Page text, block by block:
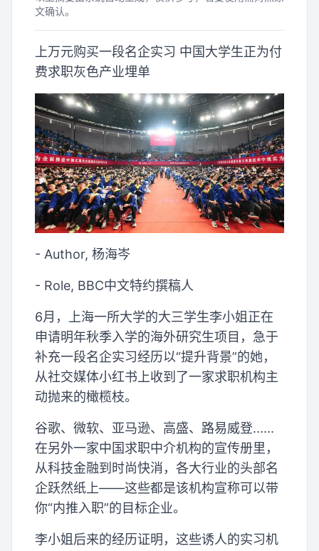
文确认。
上万元购买一段名企实习 中国大学生正为付
费求职灰色产业埋单
- Author, 杨海岑
- Role, BBC中文特约撰稿人
6月，上海一所大学的大三学生李小姐正在
申请明年秋季入学的海外研究生项目，急于
补充一段名企实习经历以“提升背景”的她，
从社交媒体小红书上收到了一家求职机构主
动抛来的橄榄枝。
谷歌、微软、亚马逊、高盛、路易威登......
在另外一家中国求职中介机构的宣传册里，
从科技金融到时尚快消，各大行业的头部名
企跃然纸上——这些都是该机构宣称可以带
你“内推入职”的目标企业。
李小姐后来的经历证明，这些诱人的实习机